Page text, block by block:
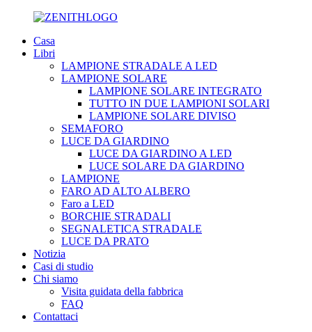
Casa
Libri
LAMPIONE STRADALE A LED
LAMPIONE SOLARE
LAMPIONE SOLARE INTEGRATO
TUTTO IN DUE LAMPIONI SOLARI
LAMPIONE SOLARE DIVISO
SEMAFORO
LUCE DA GIARDINO
LUCE DA GIARDINO A LED
LUCE SOLARE DA GIARDINO
LAMPIONE
FARO AD ALTO ALBERO
Faro a LED
BORCHIE STRADALI
SEGNALETICA STRADALE
LUCE DA PRATO
Notizia
Casi di studio
Chi siamo
Visita guidata della fabbrica
FAQ
Contattaci